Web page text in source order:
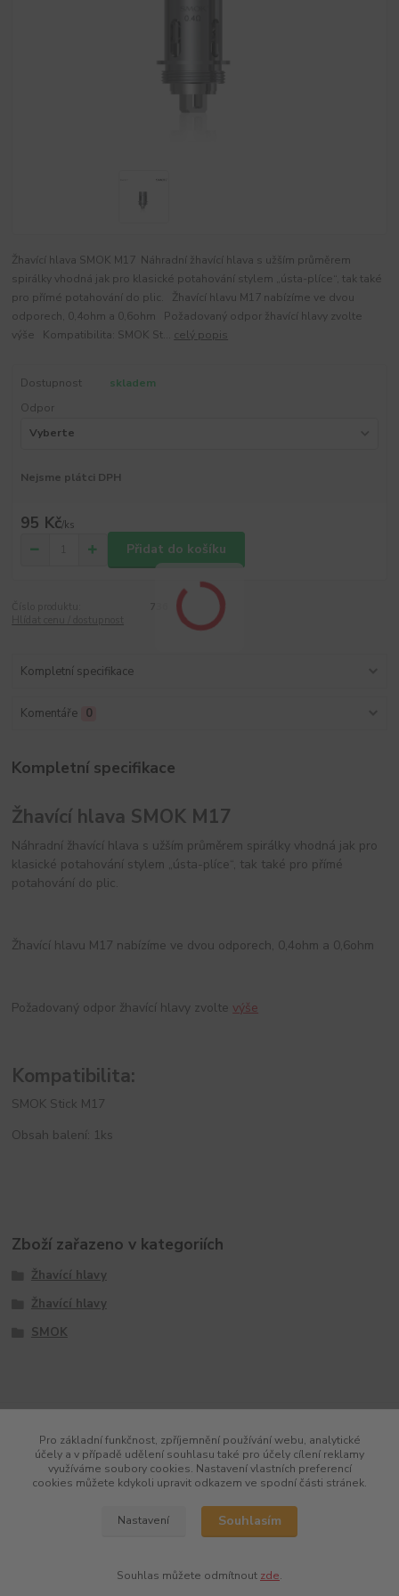
Žhavící hlava SMOK M17 Náhradní žhavící hlava s užším průměrem
spirálky vhodná jak pro klasické potahování stylem „ústa-plíce“, tak také
pro přímé potahování do plic. Žhavící hlavu M17 nabízíme ve dvou
odporech, 0,4ohm a 0,6ohm Požadovaný odpor žhavící hlavy zvolte
výše Kompatibilita: SMOK St... celý popis
Dostupnost
skladem
Odpor
Nejsme plátci DPH
95 Kč/ks
Přidat do košíku
Kompletní specifikace
Komentáře 0
Kompletní specifikace
Žhavící hlava SMOK M17
Náhradní žhavící hlava s užším průměrem spirálky vhodná jak pro
klasické potahování stylem „ústa-plíce“, tak také pro přímé
potahování do plic.
Žhavící hlavu M17 nabízíme ve dvou odporech, 0,4ohm a 0,6ohm
Požadovaný odpor žhavící hlavy zvoltevýše
Kompatibilita:
SMOK Stick M17
Obsah balení: 1ks
Zboží zařazeno v kategoriích
Žhavící hlavy
Žhavící hlavy
SMOK
Pro základní funkčnost, zpříjemnění používání webu, analytické
účely a v případě udělení souhlasu také pro účely cílení reklamy
využíváme soubory cookies. Nastavení vlastních preferencí
cookies můžete kdykoli upravit odkazem ve spodní části stránek.
Nastavení Souhlasím
Souhlas můžete odmítnout zde.